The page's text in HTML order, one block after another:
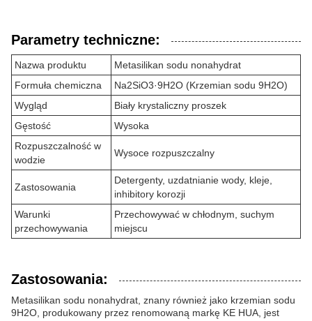
Parametry techniczne:
Nazwa produktu
Metasilikan sodu nonahydrat
Formuła chemiczna
Na2SiO3·9H2O (Krzemian sodu 9H2O)
Wygląd
Biały krystaliczny proszek
Gęstość
Wysoka
Rozpuszczalność w
wodzie
Wysoce rozpuszczalny
Zastosowania
Detergenty, uzdatnianie wody, kleje,
inhibitory korozji
Warunki
przechowywania
Przechowywać w chłodnym, suchym
miejscu
Zastosowania:
Metasilikan sodu nonahydrat, znany również jako krzemian sodu
9H2O, produkowany przez renomowaną markę KE HUA, jest